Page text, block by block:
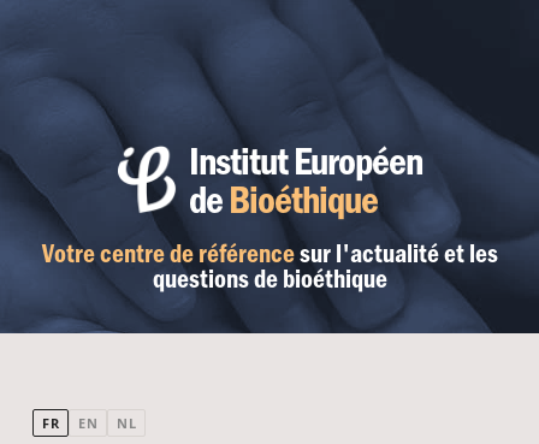
Institut Européen
deBioéthique
Votre centre de référencesur l'actualité et les
questions de bioéthique
FR EN NL